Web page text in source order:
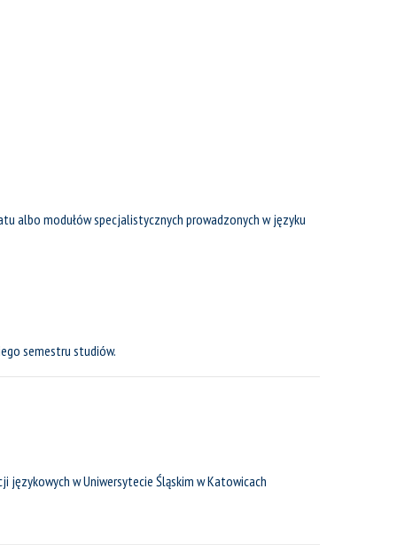
albo modułów specjalistycznych prowadzonych w języku
semestru studiów.
językowych w Uniwersytecie Śląskim w Katowicach